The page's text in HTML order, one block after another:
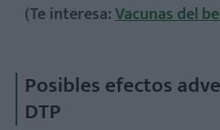
(Te interesa:Vacunas del
Posibles efectos
DTP